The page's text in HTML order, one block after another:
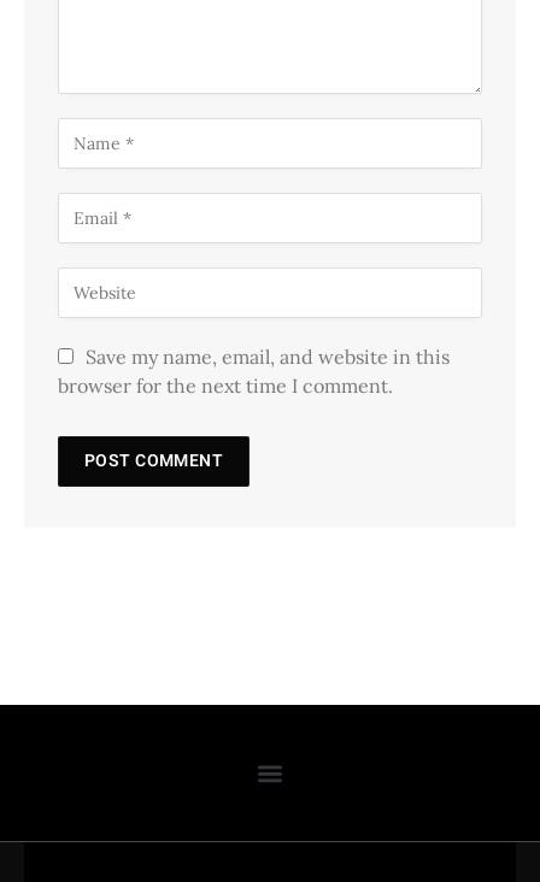
Save my name, email, and website in this
browser for the next time I comment.